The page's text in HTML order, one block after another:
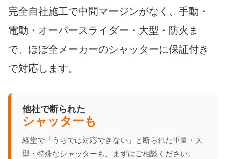
完全自社施工で中間マージンがなく、手動・
電動・オーバースライダー・大型・防火ま
で、ほぼ全メーカーのシャッターに保証付き
で対応します。
他社で断られた
シャッターも
経堂で「うちでは対応できない」と断られた重量・大
型・特殊なシャッターも、まずはご相談ください。